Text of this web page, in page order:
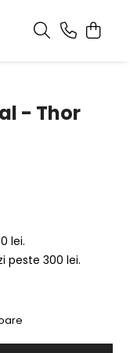
- Thor
lei.
peste 300 lei.